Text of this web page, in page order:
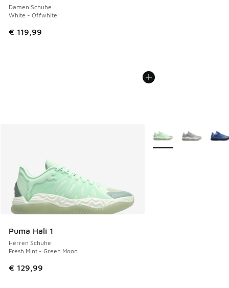
Damen Schuhe
White - Offwhite
€ 119,99
Puma Hali 1
Herren Schuhe
Fresh Mint - Green Moon
€ 129,99
Weitere Farben